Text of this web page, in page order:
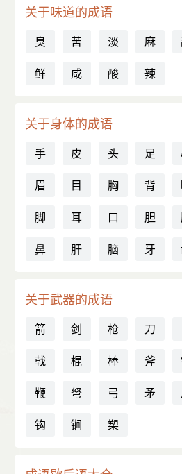
关于味道的成语
臭 苦 淡 麻
鲜
咸 酸 辣
关于身体的成语
手 皮 头 足
眉
目 胸 背
脚
耳 口 胆
鼻
肝 脑 牙
关于武器的成语
箭 剑 枪 刀
戟
棍 棒 斧
鞭
弩 弓 矛
钩
锏 槊